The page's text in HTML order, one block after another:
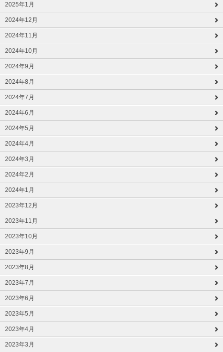
2025年1月
2024年12月
2024年11月
2024年10月
2024年9月
2024年8月
2024年7月
2024年6月
2024年5月
2024年4月
2024年3月
2024年2月
2024年1月
2023年12月
2023年11月
2023年10月
2023年9月
2023年8月
2023年7月
2023年6月
2023年5月
2023年4月
2023年3月